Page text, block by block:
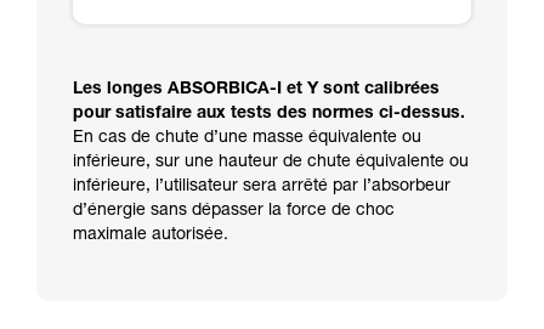
Les longes ABSORBICA-I et Y sont calibrées
pour satisfaire aux tests des normes ci-dessus.
En cas de chute d’une masse équivalente ou
inférieure, sur une hauteur de chute équivalente ou
inférieure, l’utilisateur sera arrêté par l’absorbeur
d’énergie sans dépasser la force de choc
maximale autorisée.